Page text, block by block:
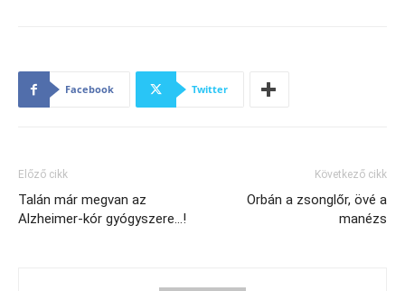
Facebook Twitter
Előző cikk
Talán már megvan az
Alzheimer-kór gyógyszere…!
Következő cikk
Orbán a zsonglőr, övé a
manézs